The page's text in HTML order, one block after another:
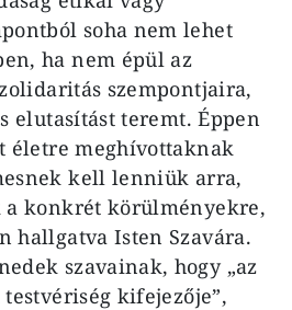
soha nem lehet
ha nem épül az
szempontjaira,
elutasítást teremt. Éppen
életre meghívottaknak
kell lenniük arra,
a konkrét körülményekre,
hallgatva Isten Szavára.
szavainak, hogy „az
kifejezője”,